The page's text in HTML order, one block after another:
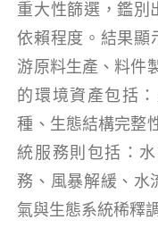
重大性篩選，鑑別
依賴程度。結果顯
游原料生產、料件
的環境資產包括
種、生態結構完整
統服務則包括：
務、風暴解緩、水
氣與生態系統稀釋